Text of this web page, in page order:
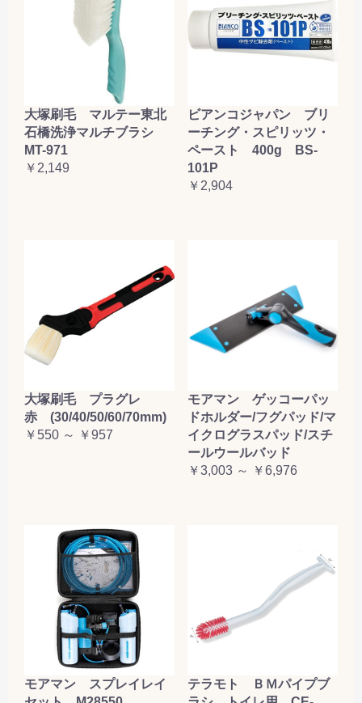
大塚刷毛 マルテー東北
石橋洗浄マルチブラシ
MT-971
￥2,149
ビアンコジャパン ブリ
ーチング・スピリッツ・
ペースト 400g BS-
101P
￥2,904
大塚刷毛 プラグレ
赤 (30/40/50/60/70mm)
￥550 ～ ￥957
モアマン ゲッコーパッ
ドホルダー/フグパッド/マ
イクログラスパッド/スチ
ールウールバッド
￥3,003 ～ ￥6,976
モアマン スプレイレイ
テラモト ＢＭパイプブ